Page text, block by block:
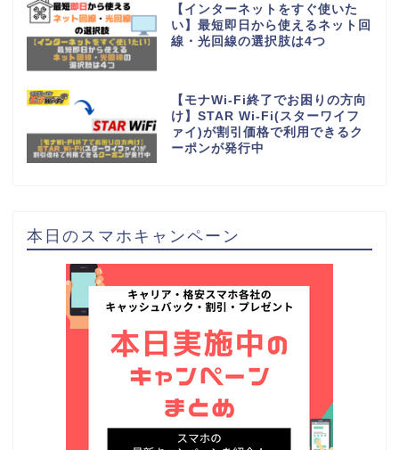
【インターネットをすぐ使いた
い】最短即日から使えるネット回
線・光回線の選択肢は4つ
【モナWi-Fi終了でお困りの方向
け】STAR Wi-Fi(スターワイフ
ァイ)が割引価格で利用できるク
ーポンが発行中
本日のスマホキャンペーン